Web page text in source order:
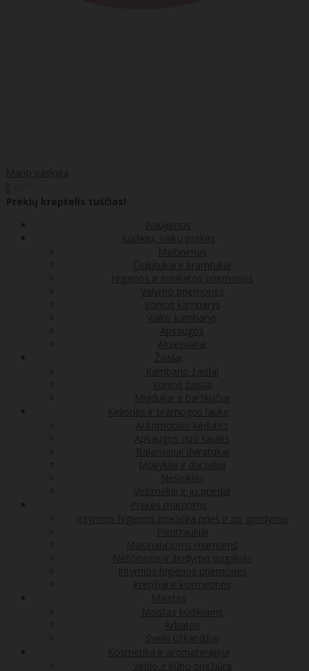
Mano paskyra
Prekių krepšelis tuščias!
Naujienos
Kūdikių, vaikų prekės
Maitinimas
Čiulptukai ir kramtukai
Higienos ir sveikatos priemonės
Valymo priemonės
Vonios kambarys
Vaiko kambarys
Apsaugos
Aksesuarai
Žaislai
Kambario žaislai
Vonios žaislai
Migdukai ir barškučiai
Kelionės ir pramogos lauke
Automobilio kėdutės
Apsaugos nuo saulės
Balansiniai dviratukai
Mokyklai ir darželiui
Nešioklės
Vežimėliai ir jų priedai
Prekės mamoms
Intymios higienos priežiūra prieš ir po gimdymo
Pientraukiai
Maitinančioms mamoms
Nėščiosios ir žindymo pagalvės
Intymios higienos priemonės
Krepšiai ir kosmetinės
Maistas
Maistas kūdikiams
Arbatos
Sveiki užkandžiai
Kosmetika ir aromaterapija
Veido ir kūno priežiūra